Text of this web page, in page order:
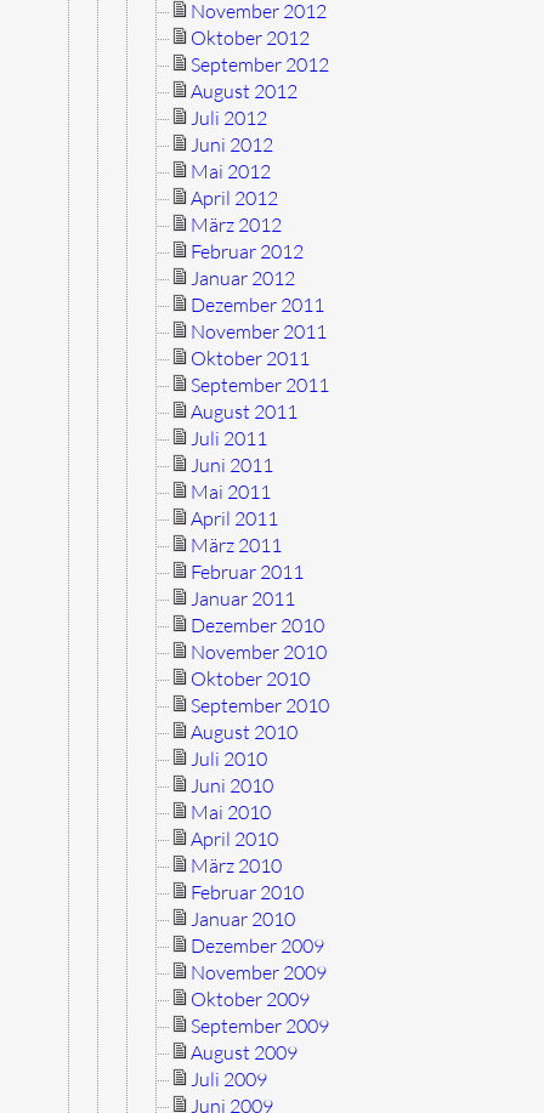
November 2012
Oktober 2012
September 2012
August 2012
Juli 2012
Juni 2012
Mai 2012
April 2012
März 2012
Februar 2012
Januar 2012
Dezember 2011
November 2011
Oktober 2011
September 2011
August 2011
Juli 2011
Juni 2011
Mai 2011
April 2011
März 2011
Februar 2011
Januar 2011
Dezember 2010
November 2010
Oktober 2010
September 2010
August 2010
Juli 2010
Juni 2010
Mai 2010
April 2010
März 2010
Februar 2010
Januar 2010
Dezember 2009
November 2009
Oktober 2009
September 2009
August 2009
Juli 2009
Juni 2009